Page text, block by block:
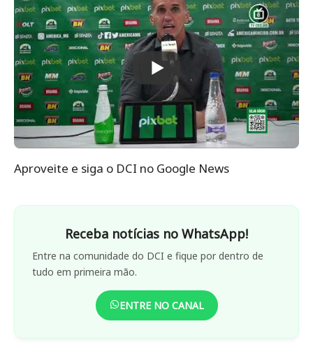
Aproveite e siga o DCI no Google News
Receba notícias no WhatsApp!
Entre na comunidade do DCI e fique por dentro de
tudo em primeira mão.
ENTRE NO CANAL